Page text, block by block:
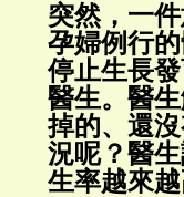
突然，一
孕婦例行
停止生長
醫生。醫
掉的、還
況呢？醫
生率越來